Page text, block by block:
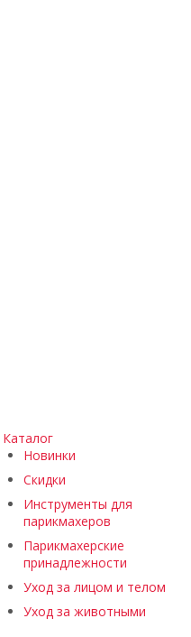
Каталог
Новинки
Скидки
Инструменты для
парикмахеров
Парикмахерские
принадлежности
Уход за лицом и телом
Уход за животными